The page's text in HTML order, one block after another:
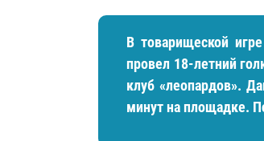
В товарищеской
провел 18-летний
клуб «леопардов».
минут на площадке.